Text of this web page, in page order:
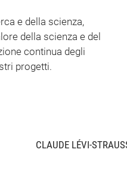
e della scienza,
della scienza e del
continua degli
progetti.
CLAUDE LÉVI-